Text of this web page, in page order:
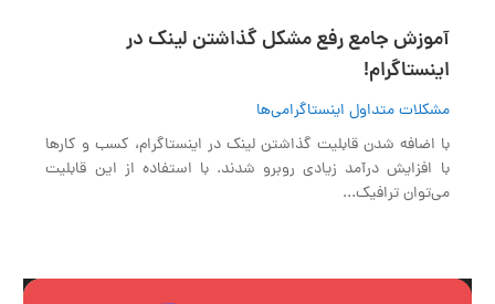
آموزش جامع رفع مشکل گذاشتن لینک در
اینستاگرام!
مشکلات متداول اینستاگرامی‌ها
با اضافه شدن قابلیت گذاشتن لینک در اینستاگرام، کسب و کارها
با افزایش درآمد زیادی روبرو شدند. با استفاده از این قابلیت
می‌توان ترافیک...
نمایشگر